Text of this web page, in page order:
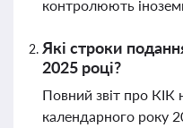
контролюють
Які строки
2025 році?
Повний звіт про КІК
календарного року